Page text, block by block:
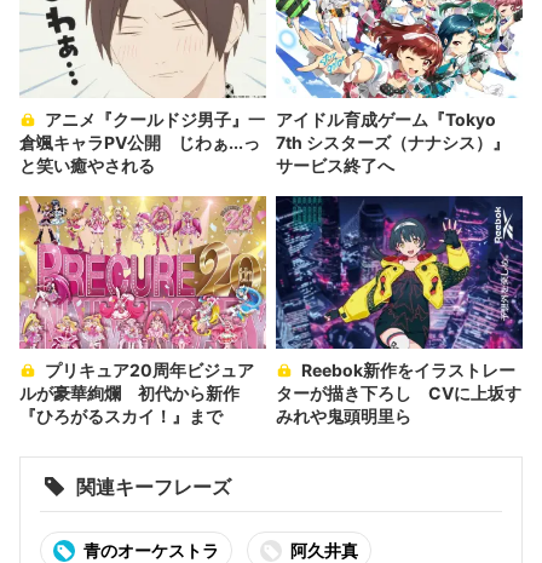
倉颯キャラPV公開 じわぁ...っ
と笑い癒やされる
アイドル育成ゲーム『Tokyo
7th シスターズ（ナナシス）』
サービス終了へ
ルが豪華絢爛 初代から新作
『ひろがるスカイ！』まで
ターが描き下ろし CVに上坂す
みれや鬼頭明里ら
関連キーフレーズ
青のオーケストラ 阿久井真